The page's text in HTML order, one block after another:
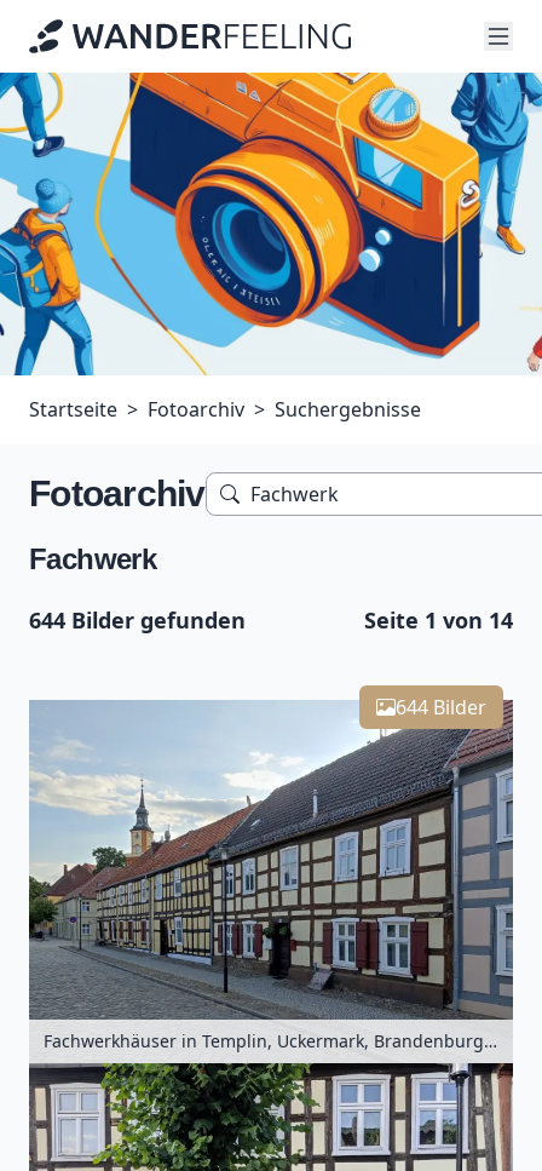
Startseite Fotoarchiv Suchergebnisse
Fotoarchiv
Fachwerk
644 Bilder gefunden Seite 1 von 14
Zoomen mit Strg+Mausrad
+
−
644 Bilder
Fachwerkhäuser in Templin, Uckermark, Brandenburg, Deutschland